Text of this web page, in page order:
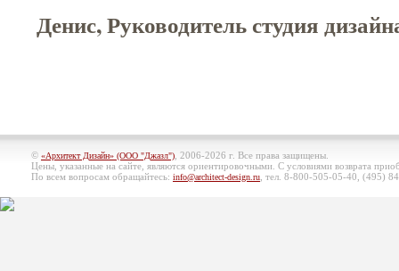
Денис, Руководитель студия
© «Архитект Дизайн» (ООО "Джазл") , 2006-2026 г. Все права защищены.
Цены, указанные на сайте, являются ориентировочными. С условиями возврата
По всем вопросам обращайтесь: info@architect-design.ru , тел. 8-800-505-05-40, (495)